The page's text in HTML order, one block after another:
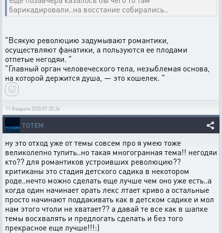
барикадировали..на восстание собирались..
"Всякую революцию задумывают романтики,
осуществляют фанатики, а пользуются ее плодами
отпетые негодяи. "
"Главный орган человеческого тела, незыблемая основа,
на которой держится душа, — это кошелек. "
11 Февраля 2020 07:20:34
TOTEM
ну это отход уже от темы совсем про я умею тоже
великолепно тупить..но такая многогранная тема!! негодяи
кто?? для романтиков устроивших революцию??
критиканы это стадия детского садика в некотором
роде..нечто можно сделать еще лучше чем оно уже есть..а
когда один начинает орать лекс лтает криво а остальные
просто начинают поддакивать как в детском садике и мол
нам этого чтоли не хватает?? а давай те все как в шапке
темы восхвалять и предлогать сделать и без того
прекрасное еще лучше!!!:)